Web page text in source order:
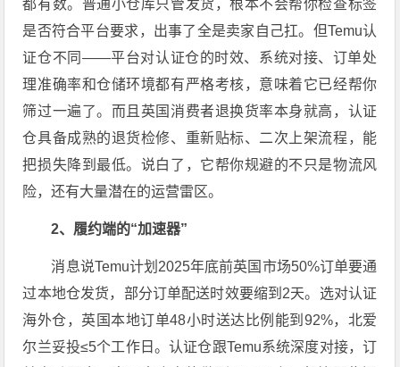
都有数。普通小仓库只管发货，根本不会帮你检查标签
是否符合平台要求，出事了全是卖家自己扛。但Temu认
证仓不同——平台对认证仓的时效、系统对接、订单处
理准确率和仓储环境都有严格考核，意味着它已经帮你
筛过一遍了。而且英国消费者退换货率本身就高，认证
仓具备成熟的退货检修、重新贴标、二次上架流程，能
把损失降到最低。说白了，它帮你规避的不只是物流风
险，还有大量潜在的运营雷区。
2、履约端的“加速器”
消息说Temu计划2025年底前英国市场50%订单要通
过本地仓发货，部分订单配送时效要缩到2天。选对认证
海外仓，英国本地订单48小时送达比例能到92%，北爱
尔兰妥投≤5个工作日。认证仓跟Temu系统深度对接，订